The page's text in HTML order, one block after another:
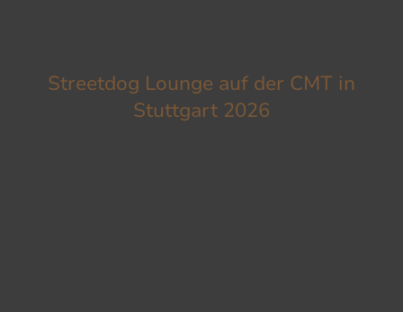
Streetdog Lounge auf der CMT in
Stuttgart 2026